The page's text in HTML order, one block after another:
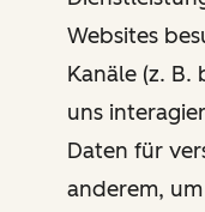
Websites
Kanäle (z. B.
uns
Daten für
anderem,